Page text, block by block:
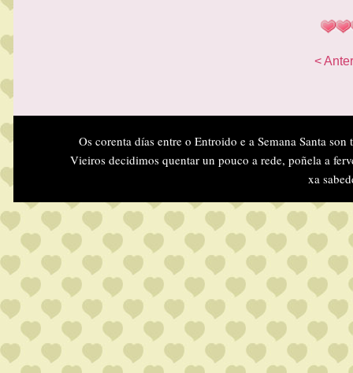
<
Os corenta días entre o Entroido e a Semana Santa
Vieiros decidimos quentar un pouco a rede, poñela a
xa